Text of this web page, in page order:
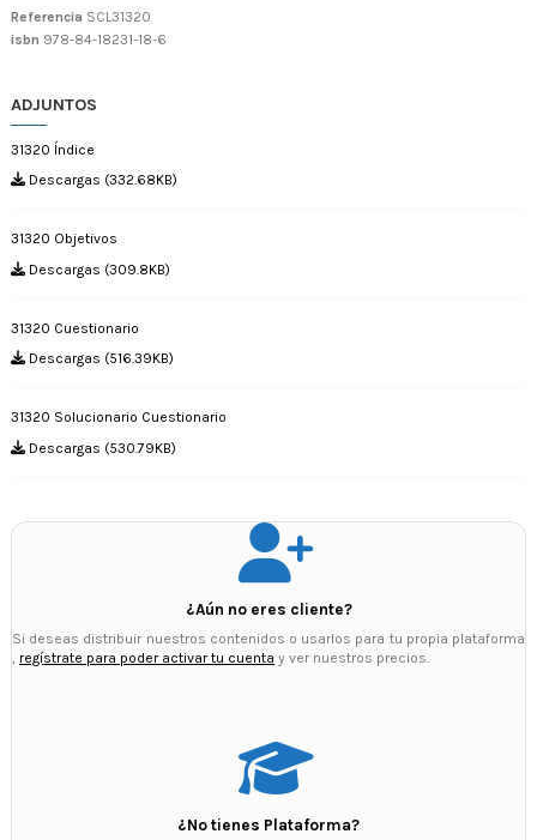
Referencia SCL31320
isbn 978-84-18231-18-6
ADJUNTOS
31320 Índice
Descargas (332.68KB)
31320 Objetivos
Descargas (309.8KB)
31320 Cuestionario
Descargas (516.39KB)
31320 Solucionario Cuestionario
Descargas (530.79KB)
¿Aún no eres cliente?
Si deseas distribuir nuestros contenidos o usarlos para tu propia plataforma
, regístrate para poder activar tu cuenta y ver nuestros precios.
¿No tienes Plataforma?